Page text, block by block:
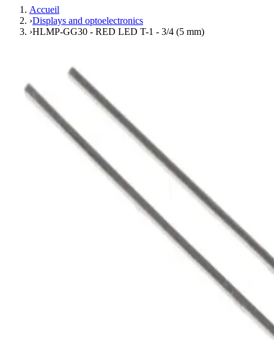
Accueil
›Displays and optoelectronics
›HLMP-GG30 - RED LED T-1 - 3/4 (5 mm)